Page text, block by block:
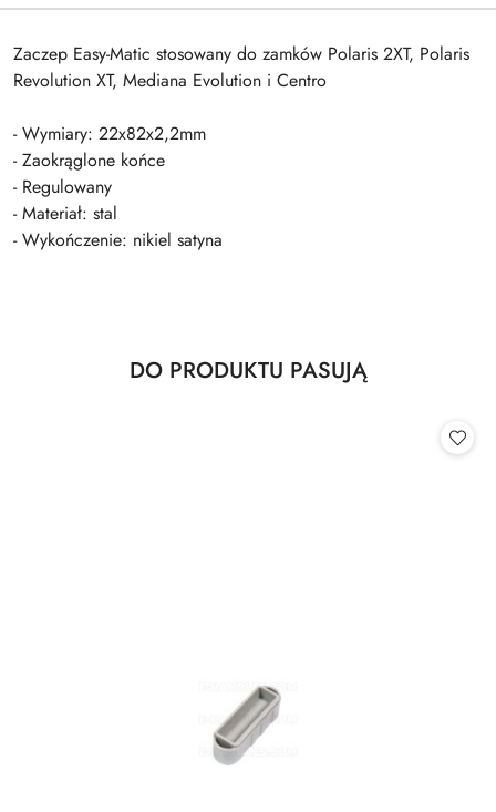
Zaczep Easy-Matic stosowany do zamków Polaris 2XT, Polaris
Revolution XT, Mediana Evolution i Centro
- Wymiary: 22x82x2,2mm
- Zaokrąglone końce
- Regulowany
- Materiał: stal
- Wykończenie: nikiel satyna
Pomiń karuzelę produktów
Produkty
DO PRODUKTU PASUJĄ